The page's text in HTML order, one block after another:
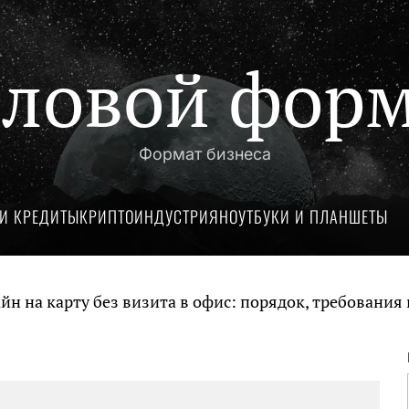
Формат бизнеса
КРЕДИТЫКРИПТОИНДУСТРИЯНОУТБУКИ И ПЛАНШЕТЫ
карту без визита в офис: порядок, требования и